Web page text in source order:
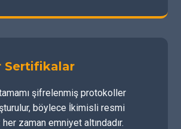
Sertifikalar
tamamı şifrelenmiş protokoller
böylece İkimisli resmi
zaman emniyet altındadır.